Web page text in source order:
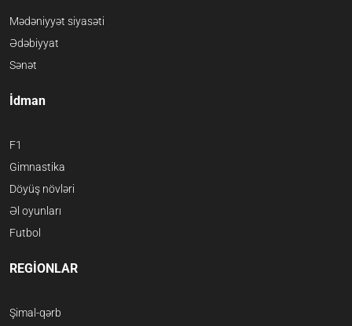
Mədəniyyət siyasəti
Ədəbiyyat
Sənət
İdman
F1
Gimnastika
Döyüş növləri
Əl oyunları
Futbol
REGİONLAR
Şimal-qərb